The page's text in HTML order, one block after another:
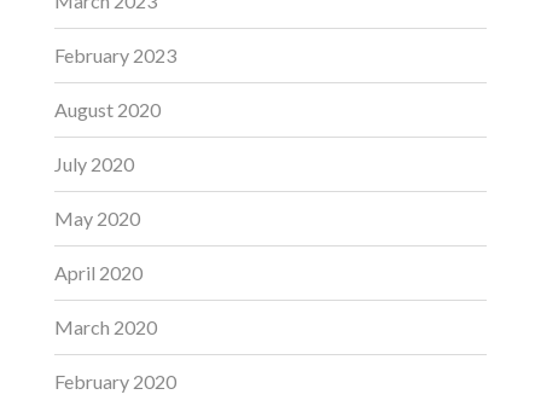
February 2023
August 2020
July 2020
May 2020
April 2020
March 2020
February 2020